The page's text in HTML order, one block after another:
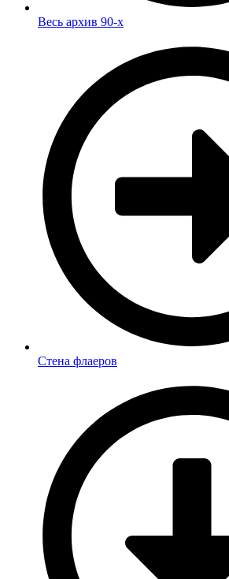
Весь архив 90-х
Стена флаеров